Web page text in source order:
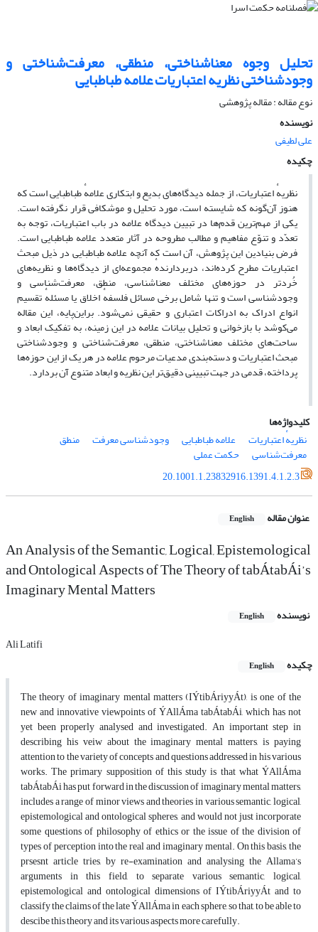
تحلیل وجوه معناشناختی، منطقی، معرفت‌شناختی و
وجود‌شناختی نظریه‌ اعتباریات علامه‌ طباطبایی
نوع مقاله : مقاله پژوهشی
نویسنده
علی لطیفی
چکیده
نظریه‌ٔ اعتباریات، از جمله دیدگاه‌های بدیع و ابتکاری علامهٔ طباطبایی است که
هنوز آن‌گونه که شایسته است، مورد تحلیل و موشکافی قرار نگرفته است.
یکی از مهم‌ترین قدم‌ها در تبیین دیدگاه علامه در باب اعتباریات، توجه به
تعدّد و تنوّع مفاهیم و مطالب مطروحه در آثار متعدد علامه طباطبایی است.
فرض بنیادین این پژوهش، آن است که آنچه علامه طباطبایی در ذیل مبحث
اعتباریات مطرح کرده‌اند، دربردارندهٔ مجموعه‌ای از دیدگاه‌ها و نظریه‌های
خُردتر در حوزه‌های مختلف معناشناسی، منطق، معرفت‌شناسی و
وجودشناسی است و تنها شامل برخی مسائل فلسفهٔ اخلاق یا مسئلهٔ تقسیم
انواع ادراک به ادراکات اعتباری و حقیقی نمی‌شود. براین‌پایه، این مقاله
می‌کوشد با بازخوانی و تحلیل بیانات علامه در این زمینه، به تفکیک ابعاد و
ساحت‌های مختلف معناشناختی، منطقی، معرفت‌شناختی و وجودشناختی
مبحث اعتباریات و دسته‌بندی مدعیات مرحوم علامه در هر یک از این حوزه‌ها
پرداخته، قدمی در جهت تبیینی دقیق‌تر این نظریه و ابعاد متنوع آن بردارد.
کلیدواژه‌ها
نظریهٔ اعتباریات
علامه طباطبایی وجودشناسی معرفت منطق
معرفت‌شناسی
حکمت عملی
20.1001.1.23832916.1391.4.1.2.3
عنوان مقاله English
An Analysis of the Semantic, Logical, Epistemological
and Ontological Aspects of The Theory of tabÁtabÁi’s
Imaginary Mental Matters
نویسنده English
Ali Latifi
چکیده
English
The theory of imaginary mental matters (IÝtibÁriyyÁt), is one of the
new and innovative viewpoints of ÝAllÁma tabÁtabÁi, which has not
yet been properly analysed and investigated. An important step in
describing his veiw about the imaginary mental matters, is paying
attention to the variety of concepts and questions addressed in his various
works. The primary supposition of this study is that what ÝAllÁma
tabÁtabÁi has put forward in the discussion of imaginary mental matters,
includes a range of minor views and theories in various semantic, logical,
epistemological and ontological spheres, and would not just incorporate
some questions of philosophy of ethics or the issue of the division of
types of perception into the real and imaginary mental. On this basis, the
prsesnt article tries, by re-examination and analysing the Allama’s
arguments in this field, to separate various semantic, logical,
epistemological and ontological dimensions of IÝtibÁriyyÁt and to
classify the claims of the late ÝAllÁma in each sphere, so that, to be able to
descibe this theory and its various aspects more carefully.